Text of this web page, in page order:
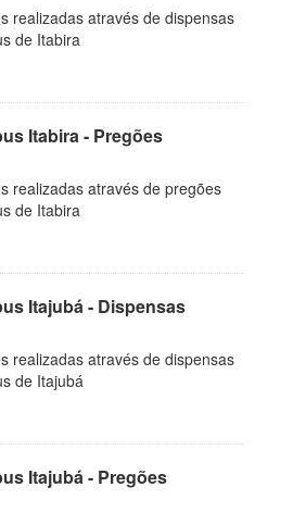
realizadas através de dispensas
de Itabira
Itabira - Pregões
realizadas através de pregões
de Itabira
Itajubá - Dispensas
realizadas através de dispensas
de Itajubá
Itajubá - Pregões